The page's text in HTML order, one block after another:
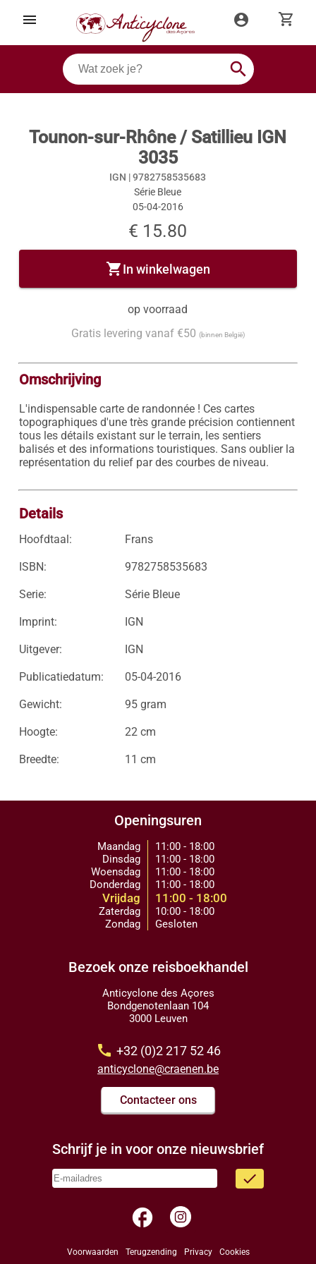
menu account_circle shopping_cart
search
Tounon-sur-Rhône / Satillieu IGN
3035
IGN |9782758535683
Série Bleue
05-04-2016
€ 15.80
shopping_cartIn winkelwagen
op voorraad
Gratis levering vanaf €50 (binnen België)
Omschrijving
L'indispensable carte de randonnée ! Ces cartes
topographiques d'une très grande précision contiennent
tous les détails existant sur le terrain, les sentiers
balisés et des informations touristiques. Sans oublier la
représentation du relief par des courbes de niveau.
Details
Hoofdtaal: Frans
ISBN: 9782758535683
Serie: Série Bleue
Imprint: IGN
Uitgever: IGN
Publicatiedatum: 05-04-2016
Gewicht: 95 gram
Hoogte: 22 cm
Breedte: 11 cm
Openingsuren
Maandag
Dinsdag
Woensdag
Donderdag
Vrijdag
Zaterdag
Zondag
11:00 - 18:00
11:00 - 18:00
11:00 - 18:00
11:00 - 18:00
11:00 - 18:00
10:00 - 18:00
Gesloten
Bezoek onze reisboekhandel
Anticyclone des Açores
Bondgenotenlaan 104
3000 Leuven
call +32 (0)2 217 52 46
anticyclone@craenen.be
Contacteer ons
Schrijf je in voor onze nieuwsbrief
done
facebook
Voorwaarden Terugzending Privacy Cookies